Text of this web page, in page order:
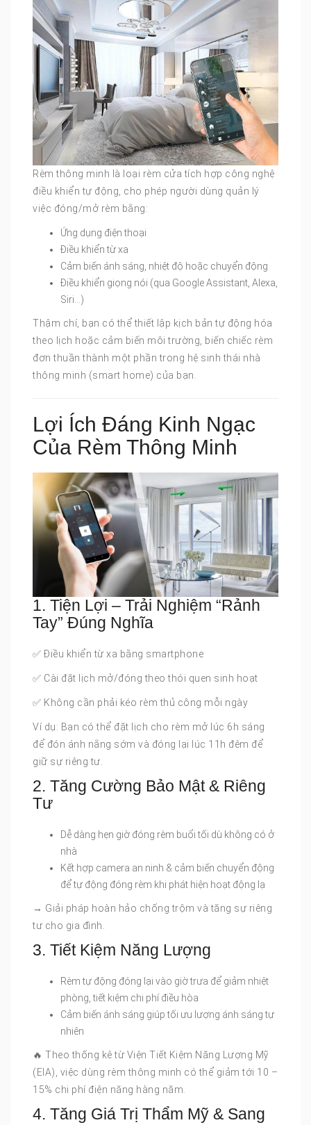
Rèm thông minh là loại rèm cửa tích hợp công nghệ
điều khiển tự động, cho phép người dùng quản lý
việc đóng/mở rèm bằng:
Ứng dụng điện thoại
Điều khiển từ xa
Cảm biến ánh sáng, nhiệt độ hoặc chuyển động
Điều khiển giọng nói (qua Google Assistant, Alexa,
Siri…)
Thậm chí, bạn có thể thiết lập kịch bản tự động hóa
theo lịch hoặc cảm biến môi trường, biến chiếc rèm
đơn thuần thành một phần trong hệ sinh thái nhà
thông minh (smart home) của bạn.
Lợi Ích Đáng Kinh Ngạc
Của Rèm Thông Minh
1. Tiện Lợi – Trải Nghiệm “Rảnh
Tay” Đúng Nghĩa
✅ Điều khiển từ xa bằng smartphone
✅ Cài đặt lịch mở/đóng theo thói quen sinh hoạt
✅ Không cần phải kéo rèm thủ công mỗi ngày
Ví dụ: Bạn có thể đặt lịch cho rèm mở lúc 6h sáng
để đón ánh nắng sớm và đóng lại lúc 11h đêm để
giữ sự riêng tư.
2. Tăng Cường Bảo Mật & Riêng
Tư
Dễ dàng hẹn giờ đóng rèm buổi tối dù không có ở
nhà
Kết hợp camera an ninh & cảm biến chuyển động
để tự động đóng rèm khi phát hiện hoạt động lạ
→ Giải pháp hoàn hảo chống trộm và tăng sự riêng
tư cho gia đình.
3. Tiết Kiệm Năng Lượng
Rèm tự động đóng lại vào giờ trưa để giảm nhiệt
phòng, tiết kiệm chi phí điều hòa
Cảm biến ánh sáng giúp tối ưu lượng ánh sáng tự
nhiên
🔥 Theo thống kê từ Viện Tiết Kiệm Năng Lượng Mỹ
(EIA), việc dùng rèm thông minh có thể giảm tới 10 –
15% chi phí điện năng hàng năm.
4. Tăng Giá Trị Thẩm Mỹ & Sang